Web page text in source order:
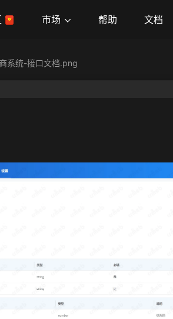
市场 帮助 文档
系统-接口文档.png